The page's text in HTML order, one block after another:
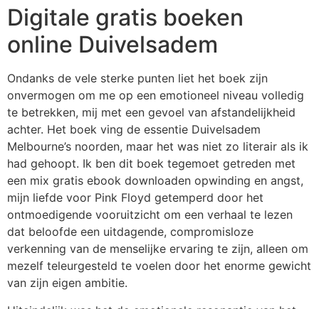
Digitale gratis boeken
online Duivelsadem
Ondanks de vele sterke punten liet het boek zijn
onvermogen om me op een emotioneel niveau volledig
te betrekken, mij met een gevoel van afstandelijkheid
achter. Het boek ving de essentie Duivelsadem
Melbourne’s noorden, maar het was niet zo literair als ik
had gehoopt. Ik ben dit boek tegemoet getreden met
een mix gratis ebook downloaden opwinding en angst,
mijn liefde voor Pink Floyd getemperd door het
ontmoedigende vooruitzicht om een verhaal te lezen
dat beloofde een uitdagende, compromisloze
verkenning van de menselijke ervaring te zijn, alleen om
mezelf teleurgesteld te voelen door het enorme gewicht
van zijn eigen ambitie.